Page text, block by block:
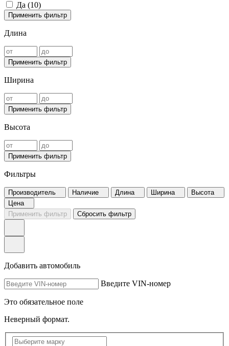
Да (10)
Применить фильтр
Длина
Применить фильтр
Ширина
Применить фильтр
Высота
Применить фильтр
Фильтры
Производитель Наличие Длина Ширина
Высота
Цена
Применить фильтр
Сбросить фильтр
Добавить автомобиль
Введите VIN-номер
Это обязательное поле
Неверный формат.